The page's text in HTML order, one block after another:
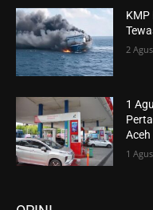
KMP
2
1
Aceh
1